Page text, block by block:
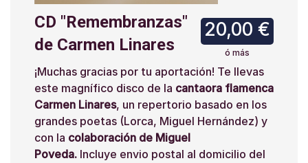
20,00 €
ó más
CD "Remembranzas"
de Carmen Linares
¡Muchas gracias por tu aportación! Te llevas
este magnífico disco de la cantaora flamenca
Carmen Linares, un repertorio basado en los
grandes poetas (Lorca, Miguel Hernández) y
con la colaboración de Miguel
Poveda. Incluye envio postal al domicilio del